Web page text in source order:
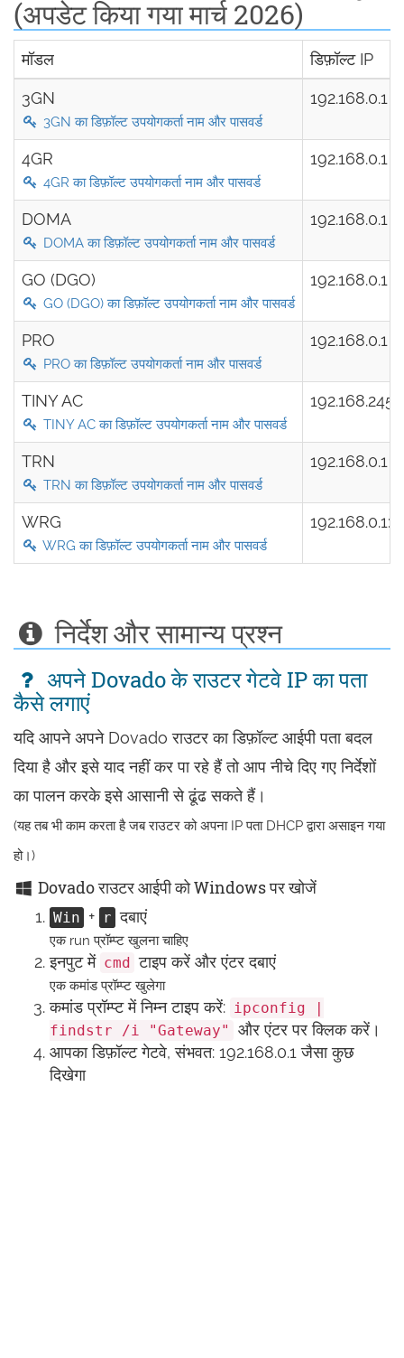
(अपडेट किया गया मार्च 2026)
मॉडल डिफ़ॉल्ट IP
3GN
3GN का डिफ़ॉल्ट उपयोगकर्ता नाम और पासवर्ड
192.168.0.1
4GR
4GR का डिफ़ॉल्ट उपयोगकर्ता नाम और पासवर्ड
192.168.0.1
DOMA
DOMA का डिफ़ॉल्ट उपयोगकर्ता नाम और पासवर्ड
192.168.0.1
GO (DGO)
GO (DGO) का डिफ़ॉल्ट उपयोगकर्ता नाम और पासवर्ड
192.168.0.1
PRO
PRO का डिफ़ॉल्ट उपयोगकर्ता नाम और पासवर्ड
192.168.0.1
TINY AC
TINY AC का डिफ़ॉल्ट उपयोगकर्ता नाम और पासवर्ड
TRN
TRN का डिफ़ॉल्ट उपयोगकर्ता नाम और पासवर्ड
192.168.0.1
WRG
WRG का डिफ़ॉल्ट उपयोगकर्ता नाम और पासवर्ड
निर्देश और सामान्य प्रश्न
अपने Dovado के राउटर गेटवे IP का पता
कैसे लगाएं
यदि आपने अपने Dovado राउटर का डिफ़ॉल्ट आईपी पता बदल
दिया है और इसे याद नहीं कर पा रहे हैं तो आप नीचे दिए गए निर्देशों
का पालन करके इसे आसानी से ढूंढ सकते हैं।
(यह तब भी काम करता है जब राउटर को अपना IP पता DHCP द्वारा असाइन गया
हो।)
Dovado राउटर आईपी को Windows पर खोजें
Win + r दबाएं
एक run प्रॉम्प्ट खुलना चाहिए
इनपुट में cmd टाइप करें और एंटर दबाएं
एक कमांड प्रॉम्प्ट खुलेगा
कमांड प्रॉम्प्ट में निम्न टाइप करें: ipconfig |
findstr /i "Gateway"
और एंटर पर क्लिक करें।
आपका डिफ़ॉल्ट गेटवे, संभवत: 192.168.0.1 जैसा कुछ
दिखेगा